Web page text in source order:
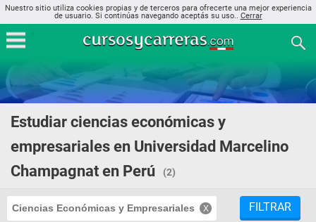
Nuestro sitio utiliza cookies propias y de terceros para ofrecerte una mejor experiencia
de usuario. Si continúas navegando aceptás su uso.. Cerrar
Estudiar ciencias económicas y
empresariales en Universidad Marcelino
Champagnat en Perú
(2)
Ciencias Económicas y Empresariales FILTRAR